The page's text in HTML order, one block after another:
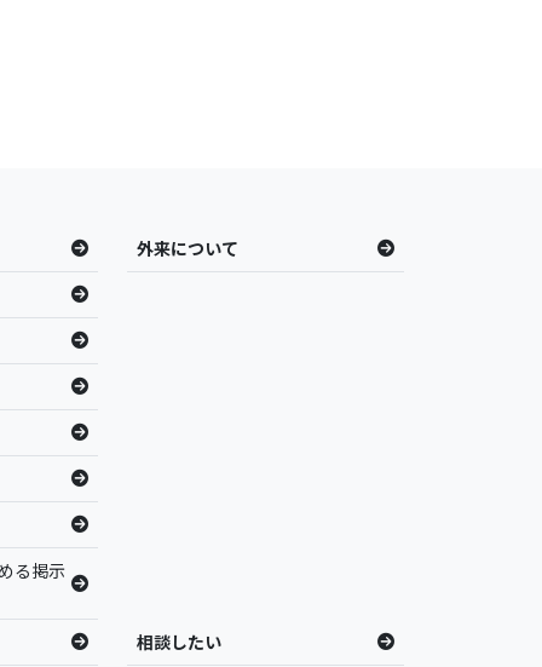
る掲示
外来について
相談したい